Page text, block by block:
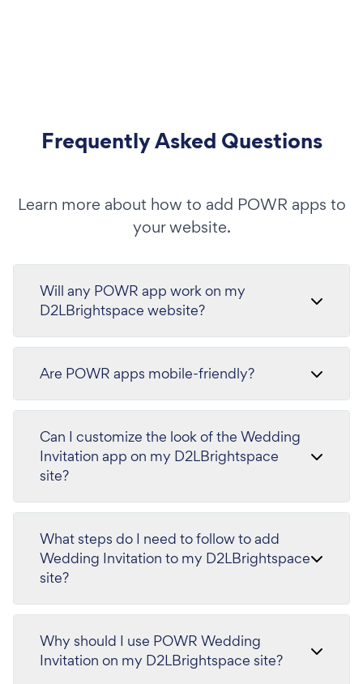
Frequently Asked Questions
Learn more about how to add POWR apps to
your website.
Will any POWR app work on my
D2LBrightspace website?
Are POWR apps mobile-friendly?
Can I customize the look of the Wedding
Invitation app on my D2LBrightspace
site?
What steps do I need to follow to add
Wedding Invitation to my D2LBrightspace
site?
Why should I use POWR Wedding
Invitation on my D2LBrightspace site?